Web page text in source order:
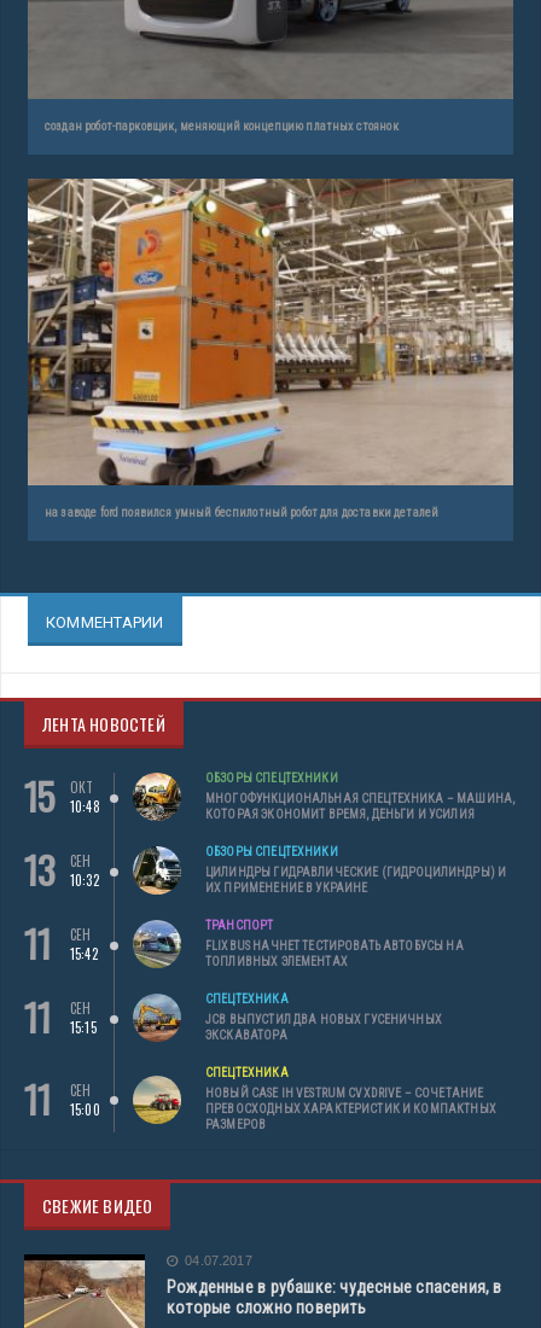
создан робот-парковщик, меняющий концепцию платных стоянок
на заводе ford появился умный беспилотный робот для доставки деталей
КОММЕНТАРИИ
ЛЕНТА НОВОСТЕЙ
15
ОКТ
10:48
ОБЗОРЫ СПЕЦТЕХНИКИ
МНОГОФУНКЦИОНАЛЬНАЯ СПЕЦТЕХНИКА – МАШИНА,
КОТОРАЯ ЭКОНОМИТ ВРЕМЯ, ДЕНЬГИ И УСИЛИЯ
13
СЕН
10:32
ОБЗОРЫ СПЕЦТЕХНИКИ
ЦИЛИНДРЫ ГИДРАВЛИЧЕСКИЕ (ГИДРОЦИЛИНДРЫ) И
ИХ ПРИМЕНЕНИЕ В УКРАИНЕ
11
СЕН
15:42
ТРАНСПОРТ
FLIXBUS НАЧНЕТ ТЕСТИРОВАТЬ АВТОБУСЫ НА
ТОПЛИВНЫХ ЭЛЕМЕНТАХ
11
СЕН
15:15
СПЕЦТЕХНИКА
JCB ВЫПУСТИЛ ДВА НОВЫХ ГУСЕНИЧНЫХ
ЭКСКАВАТОРА
11
СЕН
15:00
СПЕЦТЕХНИКА
НОВЫЙ CASE IH VESTRUM CVXDRIVE – СОЧЕТАНИЕ
ПРЕВОСХОДНЫХ ХАРАКТЕРИСТИК И КОМПАКТНЫХ
РАЗМЕРОВ
СВЕЖИЕ ВИДЕО
04.07.2017
Рожденные в рубашке: чудесные спасения, в
которые сложно поверить